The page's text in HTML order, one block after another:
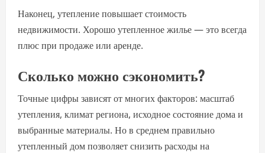
Наконец, утепление повышает стоимость
недвижимости. Хорошо утепленное жилье — это всегда
плюс при продаже или аренде.
Сколько можно сэкономить?
Точные цифры зависят от многих факторов: масштаб
утепления, климат региона, исходное состояние дома и
выбранные материалы. Но в среднем правильно
утепленный дом позволяет снизить расходы на